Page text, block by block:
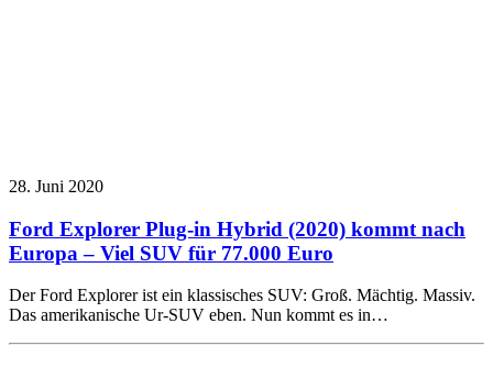
28. Juni 2020
Ford Explorer Plug-in Hybrid (2020) kommt nach
Europa – Viel SUV für 77.000 Euro
Der Ford Explorer ist ein klassisches SUV: Groß. Mächtig. Massiv.
Das amerikanische Ur-SUV eben. Nun kommt es in…